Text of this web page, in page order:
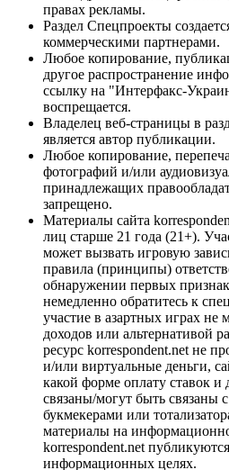
правах рекламы.
Раздел Спецпроекты
коммерческими партнерами.
Любое копирование,
другое распространение
ссылку на "Интерфакс-
воспрещается.
Владелец веб-страницы в
является автор публикации.
Любое копирование,
фотографий и/или
принадлежащих
запрещено.
Материалы сайта
лиц старше 21 года (21+).
может вызвать игровую
правила (принципы)
обнаружении первых
немедленно обратитесь к
участие в азартных играх не
доходов или альтернативой
ресурс korrespondent.net не
и/или виртуальные деньги,
какой форме оплату ставок и
связаны/могут быть связаны
букмекерами или
материалы на
korrespondent.net
информационных целях.